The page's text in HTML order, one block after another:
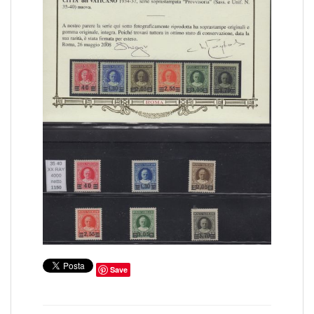
COLONIE ITALIANE ISOLE EGEO SCARPANTO 14
COLONIE ITALIANE ISOLE EGEO SIMI 19
COLONIE ITALIANE ISOLE EGEO STAMPALIA 28
COLONIE ITALIANE LA CANEA 1
41
COLONIE ITALIANE LITTORALE SLOVENO 2
COLONIE ITALIANE LUBIANA 2
COLONIE ITALIANE MEF 1
COLONIE ITALIANE MONTENEGRO 1
COLONIE ITALIANE OCCUPAZIONE FIUME 1
COLONIE ITALIANE OLTRE GIUBA 30
COLONIE ITALIANE SMIRNE 1
COLONIE ITALIANE SOMALIA 185
COLONIE ITALIANE TIENTSIN 1
COLONIE ITALIANE TRIPOLI DI BARBERIA
COLONIE ITALIANE TRIPOLITANIA 98
COLONIE ITALIANE ZARA
COLONIE ITALIANE ZONA FIUMANO KUPA
CORPO POLACCO 18
DUCATO DI MODENA
EMISSIONI LOCALI TERAMO
Save